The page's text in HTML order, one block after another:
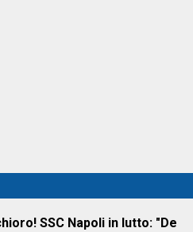
SSC Napoli in lutto: "De